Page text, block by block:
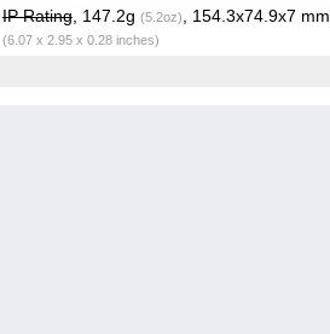
IP Rating, 147.2g (5.2oz) , 154.3x74.9x7 mm
(6.07 x 2.95 x 0.28 inches)